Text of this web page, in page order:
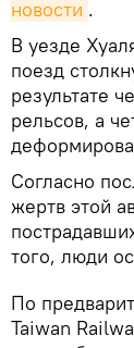
новости .
В уезде
поезд
результате
рельсов, а
Согласно
жертв этой
того, люди
По
Taiwan